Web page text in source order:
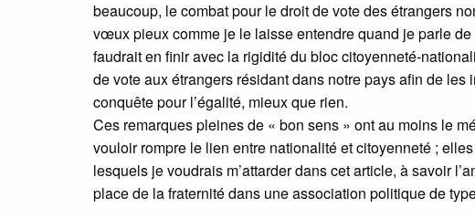
beaucoup, le combat pour le droit de vote des étrangers
vœux pieux comme je le laisse entendre quand je parle
faudrait en finir avec la rigidité du bloc citoyenneté-
de vote aux étrangers résidant dans notre pays afin de
conquête pour l’égalité, mieux que rien.
Ces remarques pleines de « bon sens » ont au moins le
vouloir rompre le lien entre nationalité et citoyenneté ;
lesquels je voudrais m’attarder dans cet article, à savoir
place de la fraternité dans une association politique de